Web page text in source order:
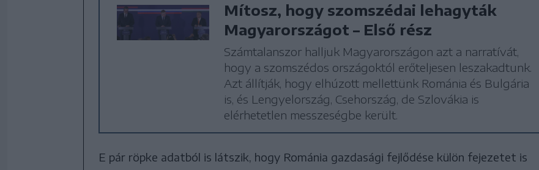
Mítosz, hogy szomszédai lehagyták
Magyarországot – Első rész
Számtalanszor halljuk Magyarországon azt a narratívát,
hogy a szomszédos országoktól erőteljesen leszakadtunk.
Azt állítják, hogy elhúzott mellettünk Románia és Bulgária
is, és Lengyelország, Csehország, de Szlovákia is
elérhetetlen messzeségbe került.
E pár röpke adatból is látszik, hogy Románia gazdasági fejlődése külön fejezetet is